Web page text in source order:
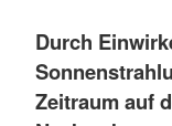
Durch
Zeitraum auf